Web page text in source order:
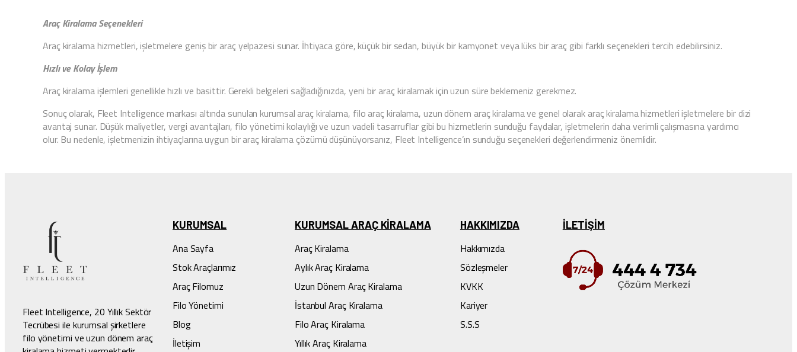
Araç Kiralama Seçenekleri
Araç kiralama hizmetleri, işletmelere geniş bir araç yelpazesi sunar. İhtiyaca göre, küçük bir sedan, büyük bir kamyonet veya lüks bir araç gibi farklı seçenekleri tercih edebilirsiniz.
Hızlı ve Kolay İşlem
Araç kiralama işlemleri genellikle hızlı ve basittir. Gerekli belgeleri sağladığınızda, yeni bir araç kiralamak için uzun süre beklemeniz gerekmez.
Sonuç olarak, Fleet Intelligence markası altında sunulan kurumsal araç kiralama, filo araç kiralama, uzun dönem araç kiralama ve genel olarak araç kiralama hizmetleri işletmelere bir dizi
avantaj sunar. Düşük maliyetler, vergi avantajları, filo yönetimi kolaylığı ve uzun vadeli tasarruflar gibi bu hizmetlerin sunduğu faydalar, işletmelerin daha verimli çalışmasına yardımcı
olur. Bu nedenle, işletmenizin ihtiyaçlarına uygun bir araç kiralama çözümü düşünüyorsanız, Fleet Intelligence’ın sunduğu seçenekleri değerlendirmeniz önemlidir.
Fleet Intelligence, 20 Yıllık Sektör
Tecrübesi ile kurumsal şirketlere
filo yönetimi ve uzun dönem araç
KURUMSAL
Ana Sayfa
Stok Araçlarımız
Araç Filomuz
Filo Yönetimi
Blog
İletişim
KURUMSAL ARAÇ KIRALAMA
Araç Kiralama
Aylık Araç Kiralama
Uzun Dönem Araç Kiralama
İstanbul Araç Kiralama
Filo Araç Kiralama
Yıllık Araç Kiralama
HAKKIMIZDA
Hakkımızda
Sözleşmeler
KVKK
Kariyer
S.S.S
ILETIŞIM